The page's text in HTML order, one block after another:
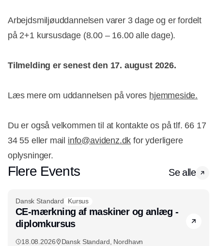
Arbejdsmiljøuddannelsen varer 3 dage og er fordelt
på 2+1 kursusdage (8.00 – 16.00 alle dage).
Tilmelding er senest den 17. august 2026.
Læs mere om uddannelsen på vores hjemmeside.
Du er også velkommen til at kontakte os på tlf. 66 17
34 55 eller mail info@avidenz.dk for yderligere
oplysninger.
Flere Events Se alle
Dansk Standard Kursus
CE-mærkning af maskiner og anlæg -
diplomkursus
18.08.2026 Dansk Standard, Nordhavn